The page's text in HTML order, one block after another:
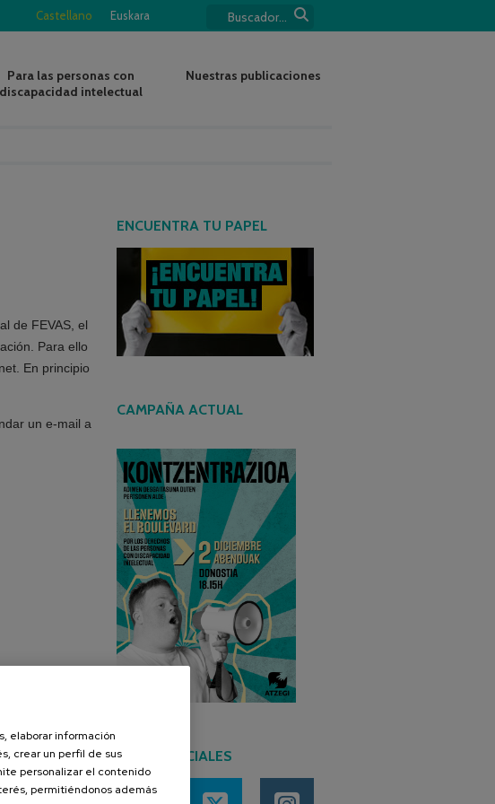
Castellano Euskara
Para las personas con
discapacidad intelectual
Nuestras publicaciones
de FEVAS, el
Para ello
En principio
un e-mail a
ENCUENTRA TU PAPEL
CAMPAÑA ACTUAL
REDES SOCIALES
elaborar información
crear un perfil de sus
personalizar el contenido
permitiéndonos además